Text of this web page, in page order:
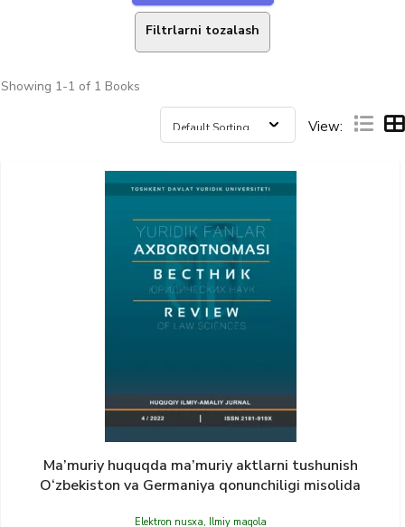
Filtrlarni tozalash
Showing 1-1 of 1 Books
View:
Ma’muriy huquqda ma’muriy aktlarni tushunish
O‘zbekiston va Germaniya qonunchiligi misolida
Elektron nusxa, Ilmiy maqola